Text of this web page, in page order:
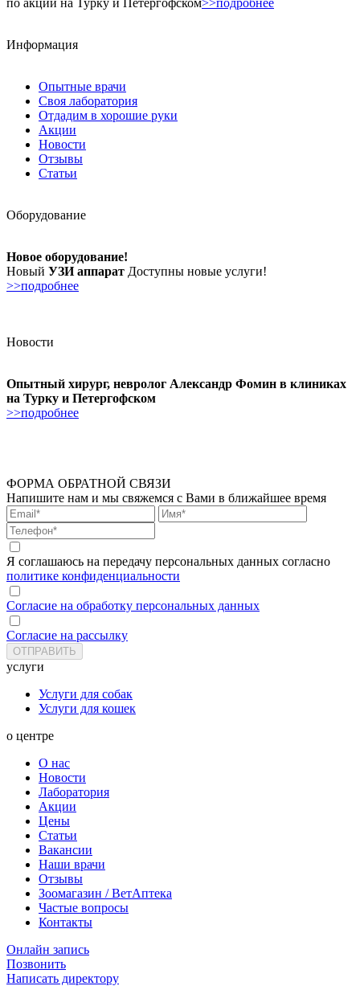
Информация
Опытные врачи
Своя лаборатория
Отдадим в хорошие руки
Акции
Новости
Отзывы
Статьи
Оборудование
Новое оборудование!
Новый УЗИ аппарат Доступны новые услуги!
>>подробнее
Новости
Опытный хирург, невролог Александр Фомин в клиниках
на Турку и Петергофском
>>подробнее
ФОРМА ОБРАТНОЙ СВЯЗИ
Напишите нам и мы свяжемся с Вами в ближайшее время
Я соглашаюсь на передачу персональных данных согласно
политике конфиденциальности
Согласие на обработку персональных данных
Согласие на рассылку
услуги
Услуги для собак
Услуги для кошек
о центре
О нас
Новости
Лаборатория
Акции
Цены
Статьи
Вакансии
Наши врачи
Отзывы
Зоомагазин / ВетАптека
Частые вопросы
Контакты
Онлайн запись
Позвонить
Написать директору